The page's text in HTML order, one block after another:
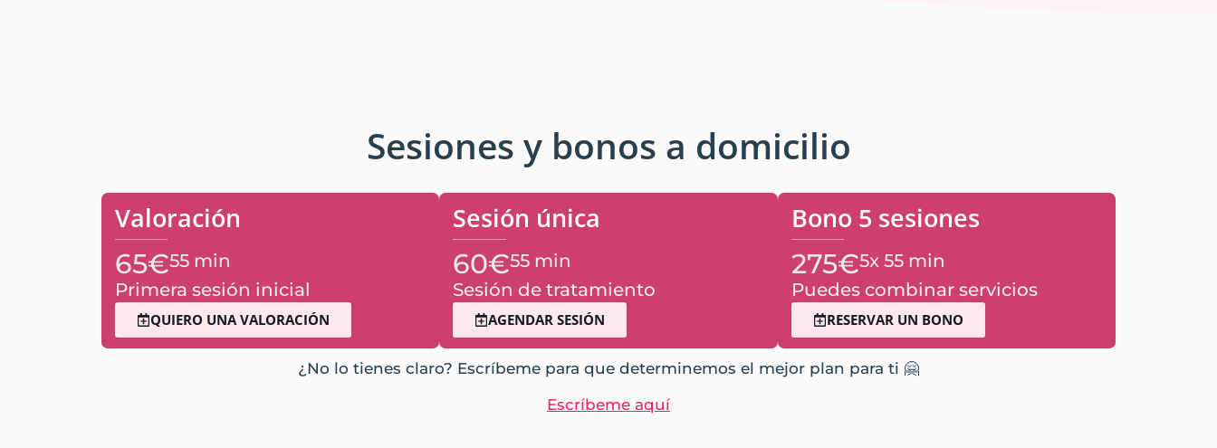
Sesiones y bonos a domicilio
Valoración
65€55 min
Primera sesión inicial
QUIERO UNA VALORACIÓN
Sesión única
60€55 min
Sesión de tratamiento
AGENDAR SESIÓN
Bono 5 sesiones
275€5x 55 min
Puedes combinar servicios
RESERVAR UN BONO
¿No lo tienes claro? Escríbeme para que determinemos el mejor plan para ti 🤗
Escríbeme aquí